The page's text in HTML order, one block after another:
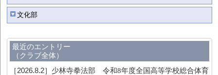
文化部
最近のエントリー
（クラブ全体）
［2026.8.2］ 少林寺拳法部 令和8年度全国高等学校総合体育